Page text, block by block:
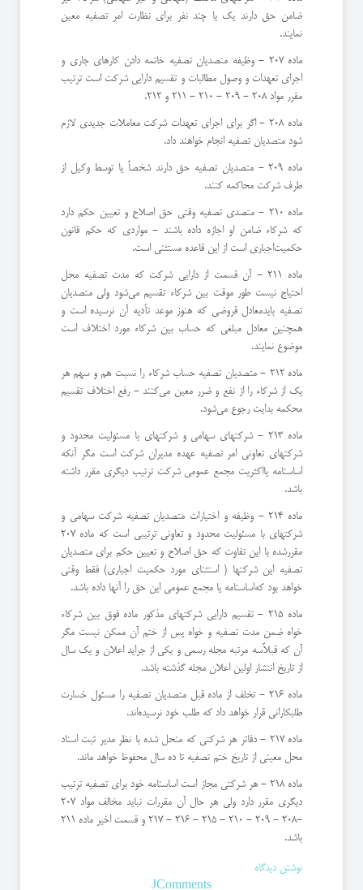
ضامن حق دارند یك یا چند نفر برای نظارت امر تصفیه معین
نمایند.
ماده 207 - وظیفه متصدیان تصفیه خاتمه دادن كارهای جاری و
اجرای تعهدات و وصول مطالبات و تقسیم دارایی شركت است ترتیب
مقرر‌ مواد 208 - 209 - 210 - 211 و 212.
ماده 208 - اگر برای اجرای تعهدات شركت معاملات جدیدی لازم
شود متصدیان تصفیه انجام خواهند داد.
ماده 209 - متصدیان تصفیه حق دارند شخصاً یا توسط وكیل از
طرف شركت محاكمه كنند.
ماده 210 - متصدی تصفیه وقتی حق اصلاح و تعیین حكم دارد
كه شركاء ضامن او اجازه داده باشند - مواردی كه حكم قانون
حكمیت‌اجباری است از این قاعده مستثنی است.
ماده 211 - آن قسمت از دارایی شركت كه مدت تصفیه محل
احتیاج نیست طور موقت بین شركاء تقسیم می‌شود ولی متصدیان
تصفیه باید‌معادل قروضی كه هنوز موعد تأدیه آن نرسیده است و
همچنین معادل مبلغی كه حساب بین شركاء مورد اختلاف است
موضوع نمایند.
ماده 212 - متصدیان تصفیه حساب شركاء را نسبت هم و سهم هر
یك از شركاء را از نفع و ضرر معین می‌كنند - رفع اختلاف تقسیم
‌محكمه بدایت رجوع می‌شود.
ماده 213 - شركتهای سهامی و شركتهای با مسئولیت محدود و
شركتهای تعاونی امر تصفیه عهده مدیران شركت است مگر آنكه
اساسنامه یا‌اكثریت مجمع عمومی شركت ترتیب دیگری مقرر داشته
باشد.
ماده 214 - وظیفه و اختیارات متصدیان تصفیه شركت سهامی و
شركتهای با مسئولیت محدود و تعاونی ترتیبی است كه ماده 207
مقرر‌شده با این تفاوت كه حق اصلاح و تعیین حكم برای متصدیان
تصفیه این شركتها (‌ استثنای مورد حكمیت اجباری) فقط وقتی
خواهد بود كه‌اساسنامه یا مجمع عمومی این حق را آنها داده باشد.
ماده 215 - تقسیم دارایی شركتهای مذكور ماده فوق بین شركاء
خواه ضمن مدت تصفیه و خواه پس از ختم آن ممكن نیست مگر
آن كه قبلاً‌سه مرتبه مجله رسمی و یكی از جراید اعلان و یك سال
از تاریخ انتشار اولین اعلان مجله گذشته باشد.
ماده 216 - تخلف از ماده قبل متصدیان تصفیه را مسئول خسارت
طلبكارانی قرار خواهد داد كه طلب خود نرسیده‌اند.
ماده 217 - دفاتر هر شركتی كه منحل شده با نظر مدیر ثبت اسناد
محل معینی از تاریخ ختم تصفیه تا ده سال محفوظ خواهد ماند.
ماده 218 - هر شركتی مجاز است اساسنامه خود برای تصفیه ترتیب
دیگری مقرر دارد ولی هر حال آن مقررات نباید مخالف مواد 207
-208 - 209 - 210 - 215 - 216 - 217 و قسمت اخیر ماده 211
باشد.
نوشتن دیدگاه
JComments